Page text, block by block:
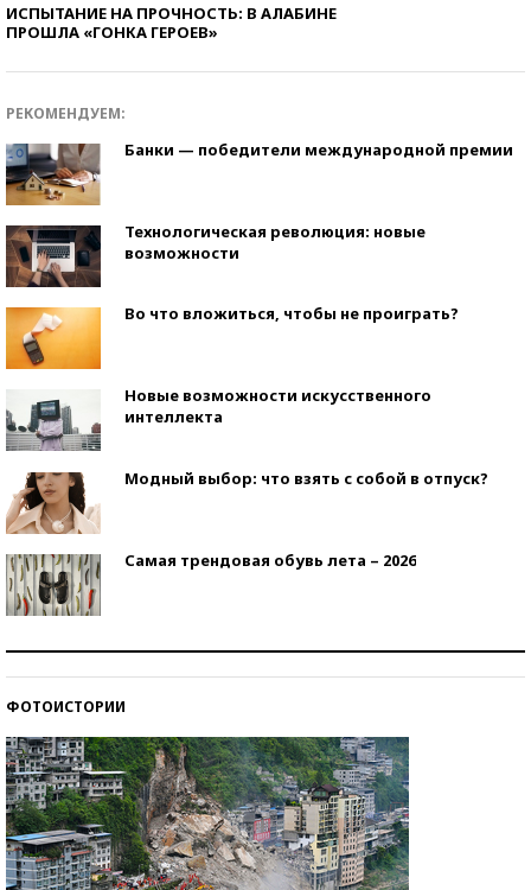
ИСПЫТАНИЕ НА ПРОЧНОСТЬ: В АЛАБИНЕ
ПРОШЛА «ГОНКА ГЕРОЕВ»
РЕКОМЕНДУЕМ:
Банки — победители международной премии
Технологическая революция: новые
возможности
Во что вложиться, чтобы не проиграть?
Новые возможности искусственного
интеллекта
Модный выбор: что взять с собой в отпуск?
Самая трендовая обувь лета – 2026
ФОТОИСТОРИИ